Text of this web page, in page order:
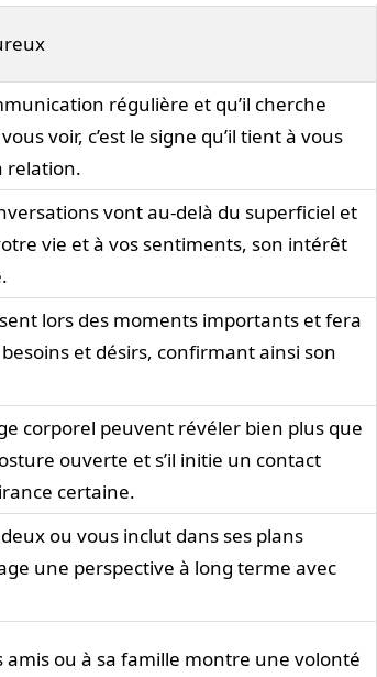
régulière et qu’il cherche
voir, c’est le signe qu’il tient à vous
relation.
vont au-delà du superficiel et
vie et à vos sentiments, son intérêt
lors des moments importants et fera
et désirs, confirmant ainsi son
corporel peuvent révéler bien plus que
ouverte et s’il initie un contact
certaine.
ou vous inclut dans ses plans
une perspective à long terme avec
amis ou à sa famille montre une volonté